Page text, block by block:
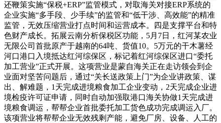
还鞭策实施“保税+ERP”监管模式，对取海关对接ERP系统的
企业实施“多手段、少手续”的监管和“低干涉、高效能”的精准
监管，无效压缩营业打点时间和运营成本。四是支撑平台和特
色财产成长。拓展云南分析保税区功能，5月7日，红河某农业
无限公司首批原产于越南的64吨、货值10。5万元的干木薯经
河口港口入境抵达红河综保区，标记着红河综保区进口“委托
加工营业”正式开展。这项营业是蒙自海关正在走访领会到企
业面对坚苦问题后，通过“关长送政策上门”为企业讲政策、谋
出、解难题，1天完成进境粮食加工企业变动，2天完成企业进
境检疫许可证申请，同时自动加强取港口海关协做1天完成进
境粮食调运，帮帮企业首批委托加工货色成功完成调运入厂。
该项营业将帮帮企业无效残剩产能，避免厂房、设备、人工的